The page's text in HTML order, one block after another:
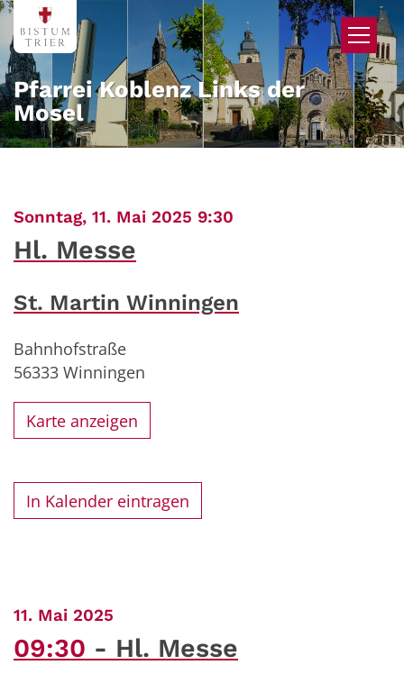
Zum Inhalt springen
Pfarrei Koblenz Links der
Mosel
Sonntag, 11. Mai 2025 9:30
Hl. Messe
St. Martin Winningen
Bahnhofstraße
56333 Winningen
Karte anzeigen
In Kalender eintragen
11. Mai 2025
09:30 Hl. Messe